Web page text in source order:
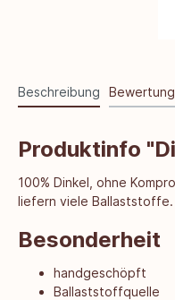
Beschreibung
Produktinfo
100% Dinkel, ohne
liefern viele Ballaststoffe.
Besonderheit
handgeschöpft
Ballaststoffquelle